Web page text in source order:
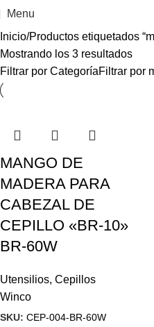
Menu
Inicio Productos etiquetados
Mostrando los 3 resultados
Filtrar por CategoríaFiltrar por
MANGO DE
MADERA PARA
CABEZAL DE
CEPILLO «BR-10»
BR-60W
Utensilios, Cepillos
Winco
SKU: CEP-004-BR-60W